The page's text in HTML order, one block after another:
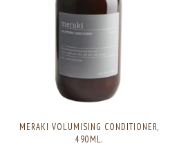
MERAKI VOLUMISING CONDITIONER,
490ML.